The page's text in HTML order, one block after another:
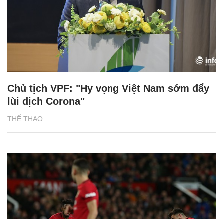
THỂ THAO
Chủ tịch VPF: "Hy vọng Việt Nam sớm đẩy
lùi dịch Corona"